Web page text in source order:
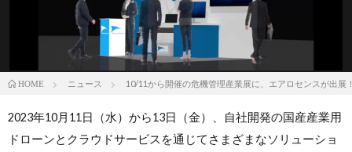
HOME ニュース 10/11から開催の危機管理産業展に、エアロセンスが出
2023年10月11日（水）から13日（金）、自社開発の国産産業用
ドローンとクラウドサービスを通じてさまざまなソリューショ